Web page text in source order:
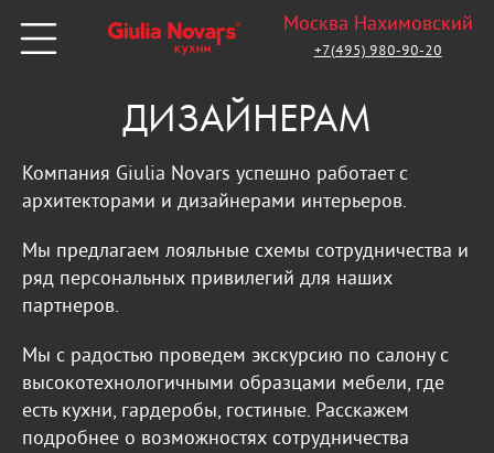
Москва Нахимовский
+7(495) 980-90-20
ДИЗАЙНЕРАМ
Компания Giulia Novars успешно работает с
архитекторами и дизайнерами интерьеров.
Мы предлагаем лояльные схемы сотрудничества и
ряд персональных привилегий для наших
партнеров.
Мы с радостью проведем экскурсию по салону с
высокотехнологичными образцами мебели, где
есть кухни, гардеробы, гостиные. Расскажем
подробнее о возможностях сотрудничества